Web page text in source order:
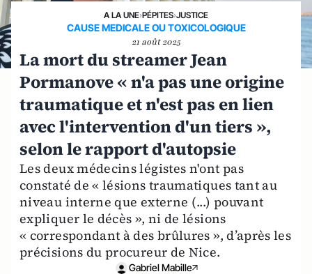
A LA UNE›PÉPITES›JUSTICE
CAUSE MEDICALE OU TOXICOLOGIQUE
21 août 2025
La mort du streamer Jean
Pormanove « n'a pas une origine
traumatique et n'est pas en lien
avec l'intervention d'un tiers »,
selon le rapport d'autopsie
Les deux médecins légistes n'ont pas
constaté de « lésions traumatiques tant au
niveau interne que externe (...) pouvant
expliquer le décès », ni de lésions
« correspondant à des brûlures », d’après les
précisions du procureur de Nice.
Gabriel Mabille